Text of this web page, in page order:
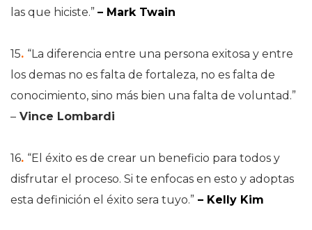
las que hiciste.” – Mark Twain
15. “La diferencia entre una persona exitosa y entre
los demas no es falta de fortaleza, no es falta de
conocimiento, sino más bien una falta de voluntad.”
– Vince Lombardi
16. “El éxito es de crear un beneficio para todos y
disfrutar el proceso. Si te enfocas en esto y adoptas
esta definición el éxito sera tuyo.” – Kelly Kim